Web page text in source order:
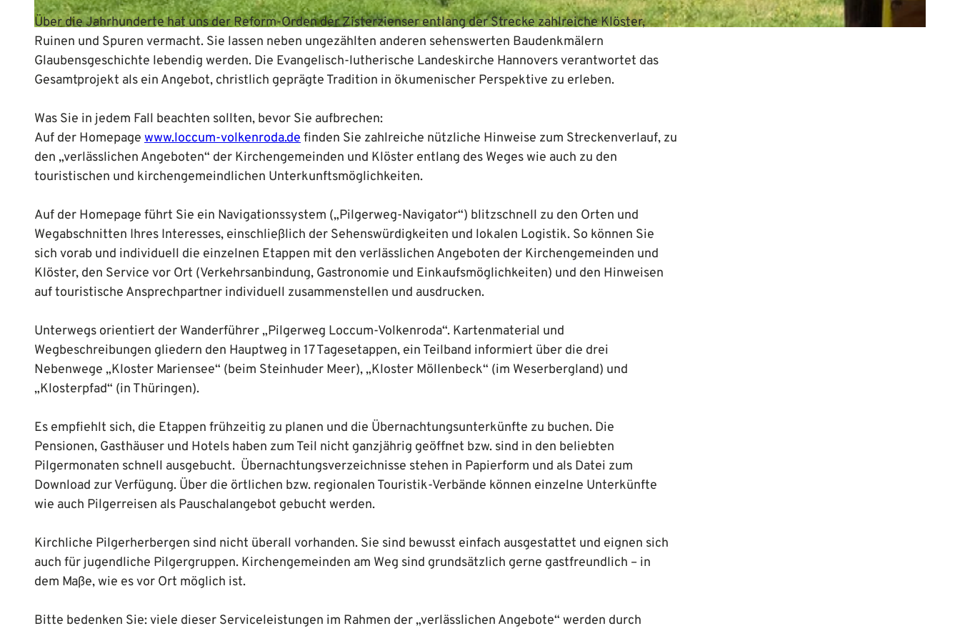
Über die Jahrhunderte hat uns der Reform-Orden der Zisterzienser entlang der Strecke zahlreiche Klöster,
Ruinen und Spuren vermacht. Sie lassen neben ungezählten anderen sehenswerten Baudenkmälern
Glaubensgeschichte lebendig werden. Die Evangelisch-lutherische Landeskirche Hannovers verantwortet das
Gesamtprojekt als ein Angebot, christlich geprägte Tradition in ökumenischer Perspektive zu erleben.
Was Sie in jedem Fall beachten sollten, bevor Sie aufbrechen:
Auf der Homepage www.loccum-volkenroda.definden Sie zahlreiche nützliche Hinweise zum Streckenverlauf, zu
den „verlässlichen Angeboten“ der Kirchengemeinden und Klöster entlang des Weges wie auch zu den
touristischen und kirchengemeindlichen Unterkunftsmöglichkeiten.
Auf der Homepage führt Sie ein Navigationssystem („Pilgerweg-Navigator“) blitzschnell zu den Orten und
Wegabschnitten Ihres Interesses, einschließlich der Sehenswürdigkeiten und lokalen Logistik. So können Sie
sich vorab und individuell die einzelnen Etappen mit den verlässlichen Angeboten der Kirchengemeinden und
Klöster, den Service vor Ort (Verkehrsanbindung, Gastronomie und Einkaufsmöglichkeiten) und den Hinweisen
auf touristische Ansprechpartner individuell zusammenstellen und ausdrucken.
Unterwegs orientiert der Wanderführer „Pilgerweg Loccum-Volkenroda“. Kartenmaterial und
Wegbeschreibungen gliedern den Hauptweg in 17 Tagesetappen, ein Teilband informiert über die drei
Nebenwege „Kloster Mariensee“ (beim Steinhuder Meer), „Kloster Möllenbeck“ (im Weserbergland) und
„Klosterpfad“ (in Thüringen).
Es empfiehlt sich, die Etappen frühzeitig zu planen und die Übernachtungsunterkünfte zu buchen. Die
Pensionen, Gasthäuser und Hotels haben zum Teil nicht ganzjährig geöffnet bzw. sind in den beliebten
Pilgermonaten schnell ausgebucht. Übernachtungsverzeichnisse stehen in Papierform und als Datei zum
Download zur Verfügung. Über die örtlichen bzw. regionalen Touristik-Verbände können einzelne Unterkünfte
wie auch Pilgerreisen als Pauschalangebot gebucht werden.
Kirchliche Pilgerherbergen sind nicht überall vorhanden. Sie sind bewusst einfach ausgestattet und eignen sich
auch für jugendliche Pilgergruppen. Kirchengemeinden am Weg sind grundsätzlich gerne gastfreundlich – in
dem Maße, wie es vor Ort möglich ist.
Bitte bedenken Sie: viele dieser Serviceleistungen im Rahmen der „verlässlichen Angebote“ werden durch